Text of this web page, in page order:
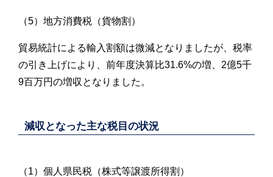
（5）地方消費税（貨物割）
貿易統計による輸入割額は微減となりましたが、税率
の引き上げにより、前年度決算比31.6%の増、2億5千
9百万円の増収となりました。
減収となった主な税目の状況
（1）個人県民税（株式等譲渡所得割）